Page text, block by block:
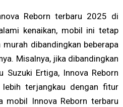
Reborn terbaru 2025 di
kenaikan, mobil ini tetap
dibandingkan beberapa
Misalnya, jika dibandingkan
Suzuki Ertiga, Innova Reborn
lebih terjangkau dengan fitur
mobil Innova Reborn terbaru